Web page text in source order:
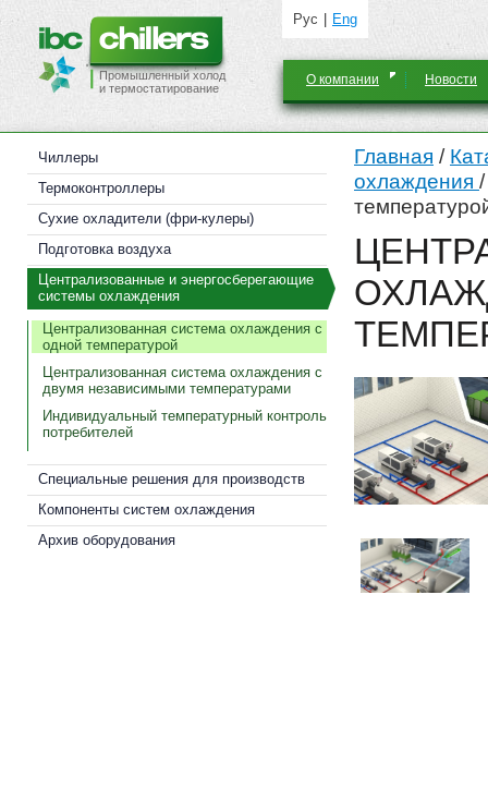
Промышленный холод
и термостатирование
Рус Eng
О компании Новости
Чиллеры
Термоконтроллеры
Cухие охладители (фри-кулеры)
Подготовка воздуха
Централизованные и энергосберегающие
системы охлаждения
Централизованная система охлаждения с
одной температурой
Централизованная система охлаждения с
двумя независимыми температурами
Индивидуальный температурный контроль
потребителей
Специальные решения для производств
Компоненты систем охлаждения
Архив оборудования
Главная /
охлаждения